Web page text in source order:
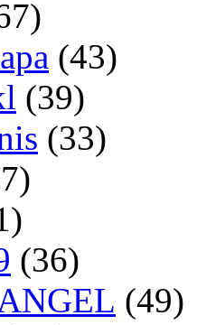
(43)
(39)
(33)
(36)
(49)